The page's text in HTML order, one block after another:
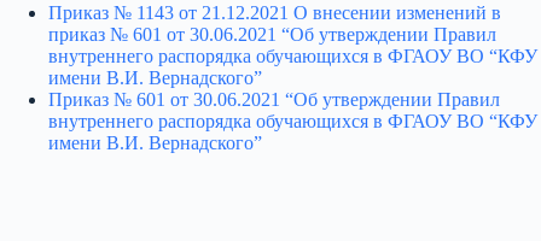
Приказ № 1143 от 21.12.2021 О внесении изменений в
приказ № 601 от 30.06.2021 “Об утверждении Правил
внутреннего распорядка обучающихся в ФГАОУ ВО “КФУ
имени В.И. Вернадского”
Приказ № 601 от 30.06.2021 “Об утверждении Правил
внутреннего распорядка обучающихся в ФГАОУ ВО “КФУ
имени В.И. Вернадского”